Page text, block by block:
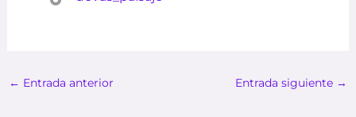
← Entrada anterior Entrada siguiente →